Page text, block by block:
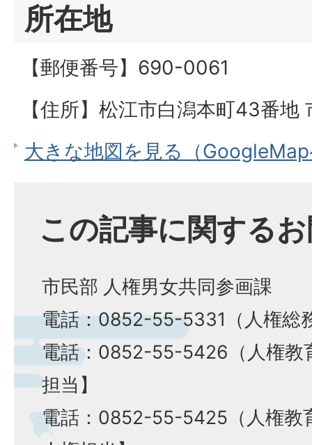
所在地
【郵便番号】690-0061
【住所】松江市白潟本町43番
大きな地図を見る（
この記事に関する
市民部 人権男女共同参画課
電話：0852-55-5331（人権総
電話：0852-55-5426（人権教
担当】
電話：0852-55-5425（人権教